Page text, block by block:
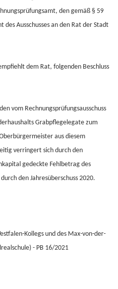
den gemäß § 59
des Ausschusses an den Rat der Stadt
dem Rat, folgenden Beschluss
vom Rechnungsprüfungsausschuss
Grabpflegelegate zum
aus diesem
verringert sich durch den
gedeckte Fehlbetrag des
den Jahresüberschuss 2020.
Kollegs und des Max-von-der-
- PB 16/2021